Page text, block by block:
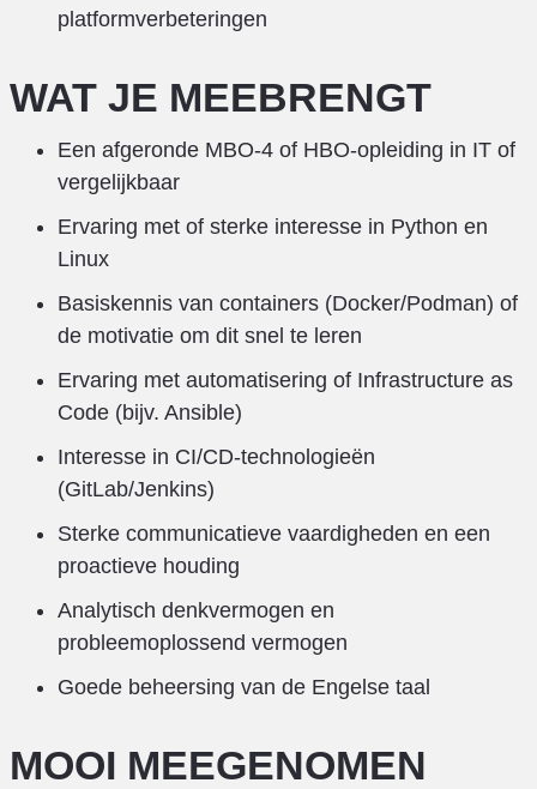
platformverbeteringen
WAT JE MEEBRENGT
Een afgeronde MBO-4 of HBO-opleiding in IT of
vergelijkbaar
Ervaring met of sterke interesse in Python en
Linux
Basiskennis van containers (Docker/Podman) of
de motivatie om dit snel te leren
Ervaring met automatisering of Infrastructure as
Code (bijv. Ansible)
Interesse in CI/CD-technologieën
(GitLab/Jenkins)
Sterke communicatieve vaardigheden en een
proactieve houding
Analytisch denkvermogen en
probleemoplossend vermogen
Goede beheersing van de Engelse taal
MOOI MEEGENOMEN